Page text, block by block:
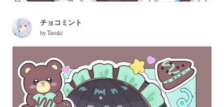
チョコミント
byTasuki